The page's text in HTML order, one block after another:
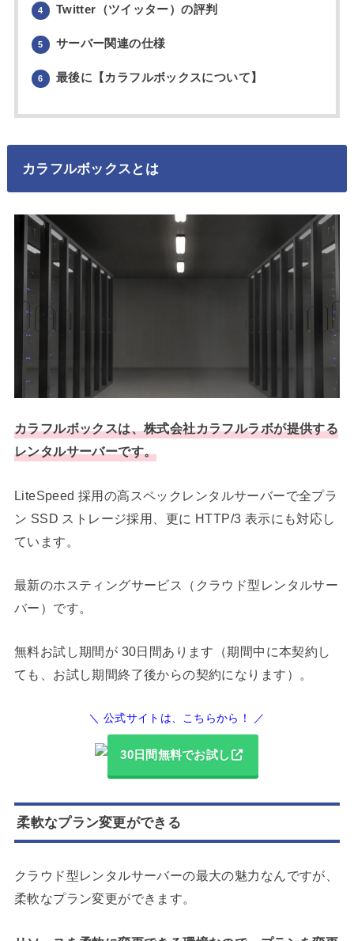
4 Twitter（ツイッター）の評判
5 サーバー関連の仕様
6 最後に【カラフルボックスについて】
カラフルボックスとは
カラフルボックスは、株式会社カラフルラボが提供する
レンタルサーバーです。
LiteSpeed 採用の高スペックレンタルサーバーで全プラ
ン SSD ストレージ採用、更に HTTP/3 表示にも対応し
ています。
最新のホスティングサービス（クラウド型レンタルサー
バー）です。
無料お試し期間が 30日間あります（期間中に本契約し
ても、お試し期間終了後からの契約になります）。
＼ 公式サイトは、こちらから！ ／
30日間無料でお試し
柔軟なプラン変更ができる
クラウド型レンタルサーバーの最大の魅力なんですが、
柔軟なプラン変更ができます。